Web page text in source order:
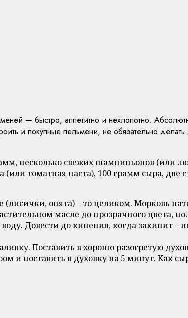
— быстро, аппетитно и нехлопотно.
и покупные пельмени, не обязательно
несколько свежих шампиньонов (или
томатная паста), 100 грамм сыра, две
опята) – то целиком. Морковь
масле до прозрачного цвета,
Довести до кипения, когда закипит –
Поставить в хорошо разогретую
и поставить в духовку на 5 минут. Как